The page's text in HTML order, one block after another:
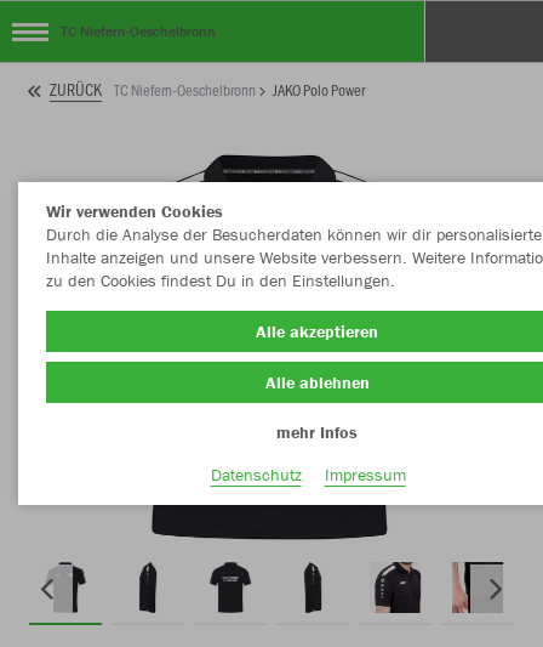
TC Niefern-Oeschelbronn
ZURÜCK TC Niefern-Oeschelbronn JAKO Polo Power
Wir verwenden Cookies
Durch die Analyse der Besucherdaten können wir dir personalisierte
Inhalte anzeigen und unsere Website verbessern. Weitere
zu den Cookies findest Du in den Einstellungen.
Alle akzeptieren
Alle ablehnen
mehr Infos
Datenschutz
Impressum